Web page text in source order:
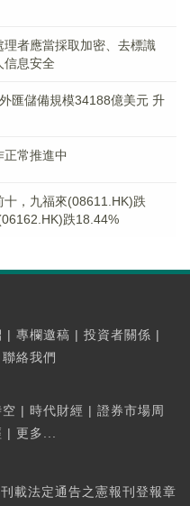
者應當採取加密、去標識
信息安全
匯儲備規模34188億美元 升
正常推進中
十，九福來(08611.HK)跌
跌18.44%
| 專欄邀稿 | 投資者關係 |
聯絡我們
空 | 時代財經 | 證券市場周
| 更多...
載法定通告之憲報刊登報章